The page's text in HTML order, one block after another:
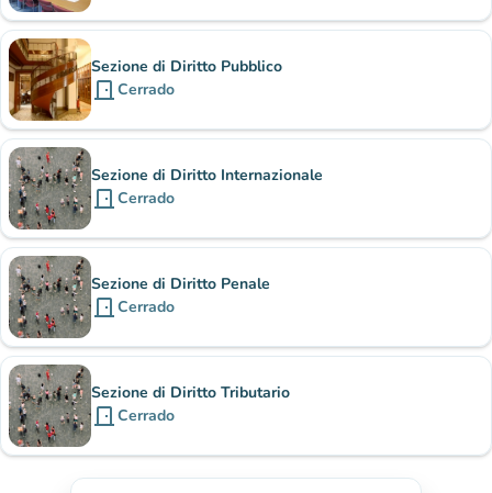
Sezione di Diritto Pubblico
door_front Cerrado
Sezione di Diritto Internazionale
door_front Cerrado
Sezione di Diritto Penale
door_front Cerrado
Sezione di Diritto Tributario
door_front Cerrado